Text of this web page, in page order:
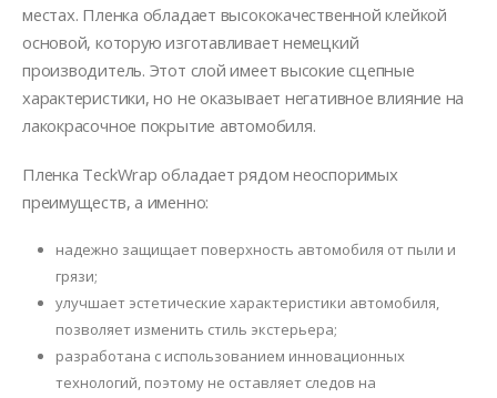
местах. Пленка обладает высококачественной клейкой
основой, которую изготавливает немецкий
производитель. Этот слой имеет высокие сцепные
характеристики, но не оказывает негативное влияние на
лакокрасочное покрытие автомобиля.
Пленка TeckWrap обладает рядом неоспоримых
преимуществ, а именно:
надежно защищает поверхность автомобиля от пыли и
грязи;
улучшает эстетические характеристики автомобиля,
позволяет изменить стиль экстерьера;
разработана с использованием инновационных
технологий, поэтому не оставляет следов на